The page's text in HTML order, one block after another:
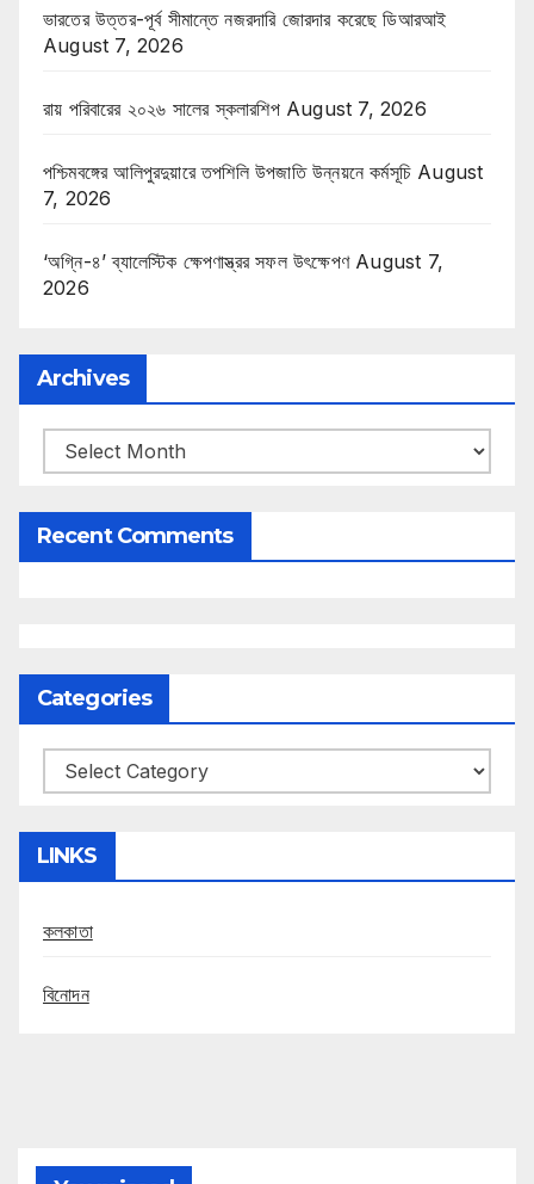
ভারতের উত্তর-পূর্ব সীমান্তে নজরদারি জোরদার করেছে ডিআরআই
August 7, 2026
রায় পরিবারের ২০২৬ সালের স্কলারশিপ August 7, 2026
পশ্চিমবঙ্গের আলিপুরদুয়ারে তপশিলি উপজাতি উন্নয়নে কর্মসূচি August
7, 2026
‘অগ্নি-৪’ ব্যালেস্টিক ক্ষেপণাস্ত্রর সফল উৎক্ষেপণ August 7,
2026
Archives
Archives
Recent Comments
Categories
Categories
LINKS
কলকাতা
বিনোদন